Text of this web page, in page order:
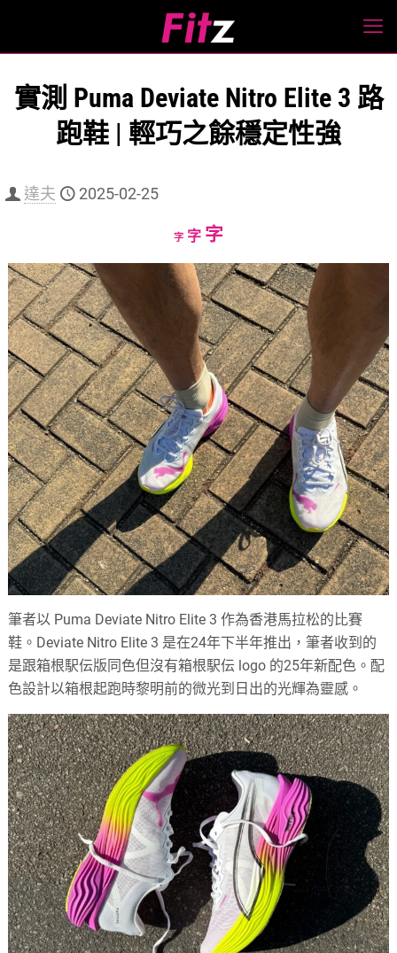
實測 Puma Deviate Nitro Elite 3 路
跑鞋 | 輕巧之餘穩定性強
達夫 2025-02-25
字Decrease
size.
字Reset
size.
字Increase
size.
筆者以 Puma Deviate Nitro Elite 3 作為香港馬拉松的比賽
鞋。Deviate Nitro Elite 3 是在24年下半年推出，筆者收到的
是跟箱根駅伝版同色但沒有箱根駅伝 logo 的25年新配色。配
色設計以箱根起跑時黎明前的微光到日出的光輝為靈感。